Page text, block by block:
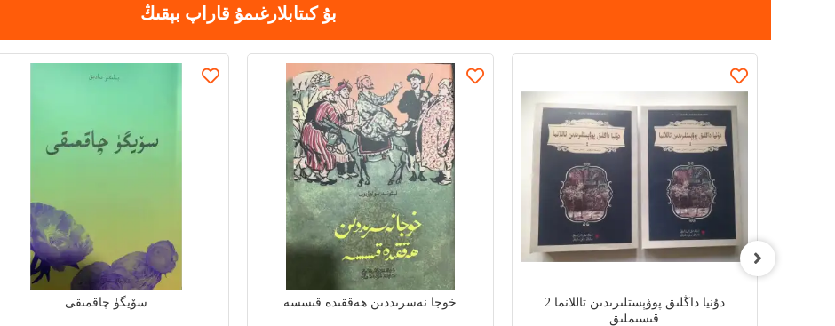
بۇ كىتابلارغىمۇ قاراپ بېقىڭ
سۆيگۈ چاقمىقى خوجا نەسرىددىن ھەققىدە قىسسە
دۇنيا داڭلىق پوۋېستلىرىدىن تاللانما 2
قىسىملىق